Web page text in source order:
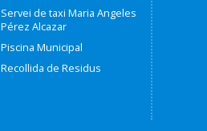
Servei de taxi Maria Angeles
Pérez Alcazar
Piscina Municipal
Recollida de Residus